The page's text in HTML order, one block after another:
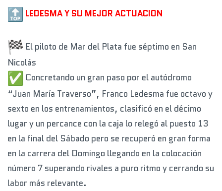
LEDESMA Y SU MEJOR ACTUACION
El piloto de Mar del Plata fue séptimo en San
Nicolás
Concretando un gran paso por el autódromo
“Juan María Traverso”, Franco Ledesma fue octavo y
sexto en los entrenamientos, clasificó en el décimo
lugar y un percance con la caja lo relegó al puesto 13
en la final del Sábado pero se recuperó en gran forma
en la carrera del Domingo llegando en la colocación
número 7 superando rivales a puro ritmo y cerrando su
labor más relevante.